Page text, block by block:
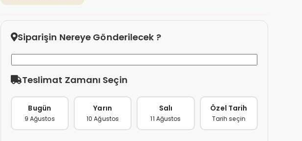
Siparişin Nereye Gönderilecek ?
Teslimat Zamanı Seçin
Bugün
9 Ağustos
Yarın
10 Ağustos
Salı
11 Ağustos
Özel Tarih
Tarih seçin